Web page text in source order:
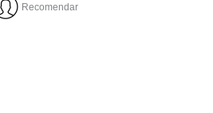
Recomendar